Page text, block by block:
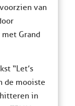
van
Grand
“Let’s
de mooiste
in